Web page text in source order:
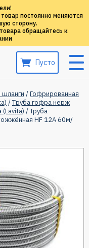
постоянно меняются
сторону.
обращайтесь к
Пусто
/Гофрированная
/Tруба гофра нерж
/ Труба
HF 12A 60м/